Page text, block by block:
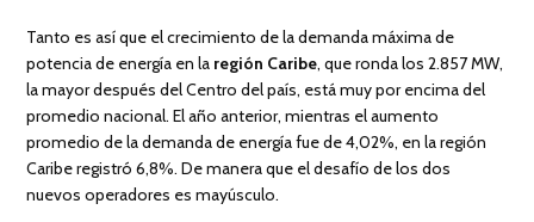
Tanto es así que el crecimiento de la demanda máxima de
potencia de energía en la región Caribe, que ronda los 2.857 MW,
la mayor después del Centro del país, está muy por encima del
promedio nacional. El año anterior, mientras el aumento
promedio de la demanda de energía fue de 4,02%, en la región
Caribe registró 6,8%. De manera que el desafío de los dos
nuevos operadores es mayúsculo.